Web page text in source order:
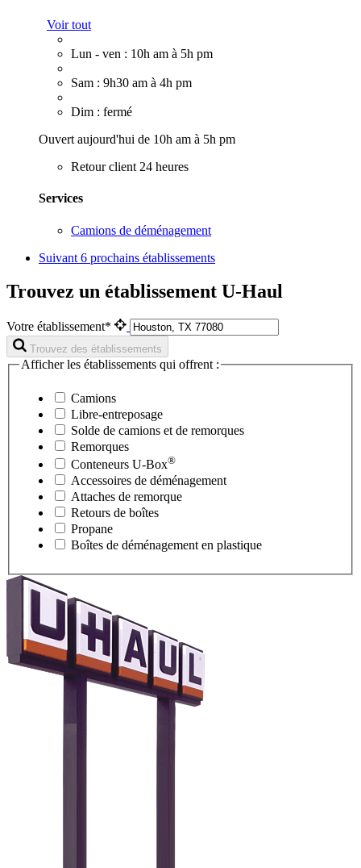
Voir tout
Lun - ven : 10h am à 5h pm
Sam : 9h30 am à 4h pm
Dim : fermé
Ouvert aujourd'hui de 10h am à 5h pm
Retour client 24 heures
Services
Camions de déménagement
Suivant 6 prochains établissements
Trouvez un établissement U-Haul
Votre établissement*
Trouvez des établissements
Afficher les établissements qui offrent :
Camions
Libre-entreposage
Solde de camions et de remorques
Remorques
Conteneurs U-Box®
Accessoires de déménagement
Attaches de remorque
Retours de boîtes
Propane
Boîtes de déménagement en plastique